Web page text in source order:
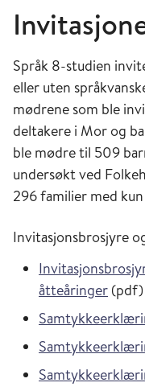
Språk 8-studien
eller uten
mødrene som ble
deltakere i Mor og
ble mødre til 509
undersøkt ved
296 familier med
Invitasjonsbrosjyre
åtteåringer (pdf)